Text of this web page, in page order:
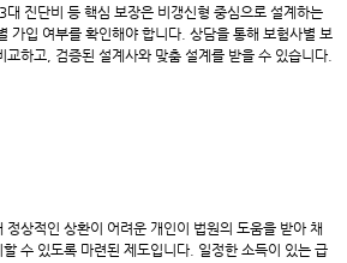
대 진단비 등 핵심 보장은 비갱신형 중심으로 설계하는
가입 여부를 확인해야 합니다. 상담을 통해 보험사별 보
하고, 검증된 설계사와 맞춤 설계를 받을 수 있습니다.
정상적인 상환이 어려운 개인이 법원의 도움을 받아 채
수 있도록 마련된 제도입니다. 일정한 소득이 있는 급